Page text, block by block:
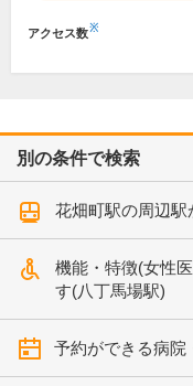
アクセス数※
別の条件で検索
花畑町駅の周辺
機能・特徴(女性
す(八丁馬場駅)
予約ができる病院